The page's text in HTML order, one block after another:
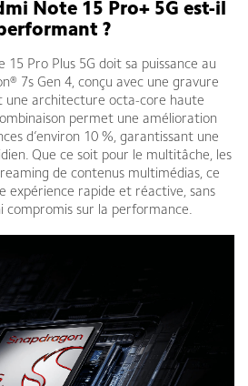
Note 15 Pro+ 5G est-il
?
15 Pro Plus 5G doit sa puissance au
7s Gen 4, conçu avec une gravure
une architecture octa-core haute
permet une amélioration
d’environ 10 %, garantissant une
Que ce soit pour le multitâche, les
de contenus multimédias, ce
expérience rapide et réactive, sans
compromis sur la performance.